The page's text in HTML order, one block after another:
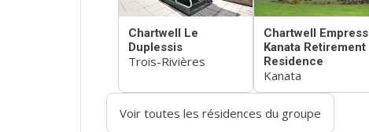
Chartwell Le
Duplessis
Trois-Rivières
Chartwell Empress
Kanata Retirement
Residence
Kanata
Voir toutes les résidences du groupe